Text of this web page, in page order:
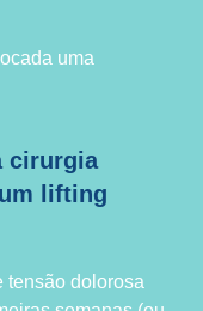
uma
cirurgia
lifting
tensão dolorosa